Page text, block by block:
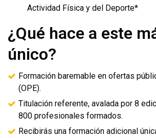
Actividad Física y del Deporte*
¿Qué hace a este
único?
Formación baremable en ofertas
(OPE).
Titulación referente, avalada por 8
800 profesionales formados.
Recibirás una formación adicional